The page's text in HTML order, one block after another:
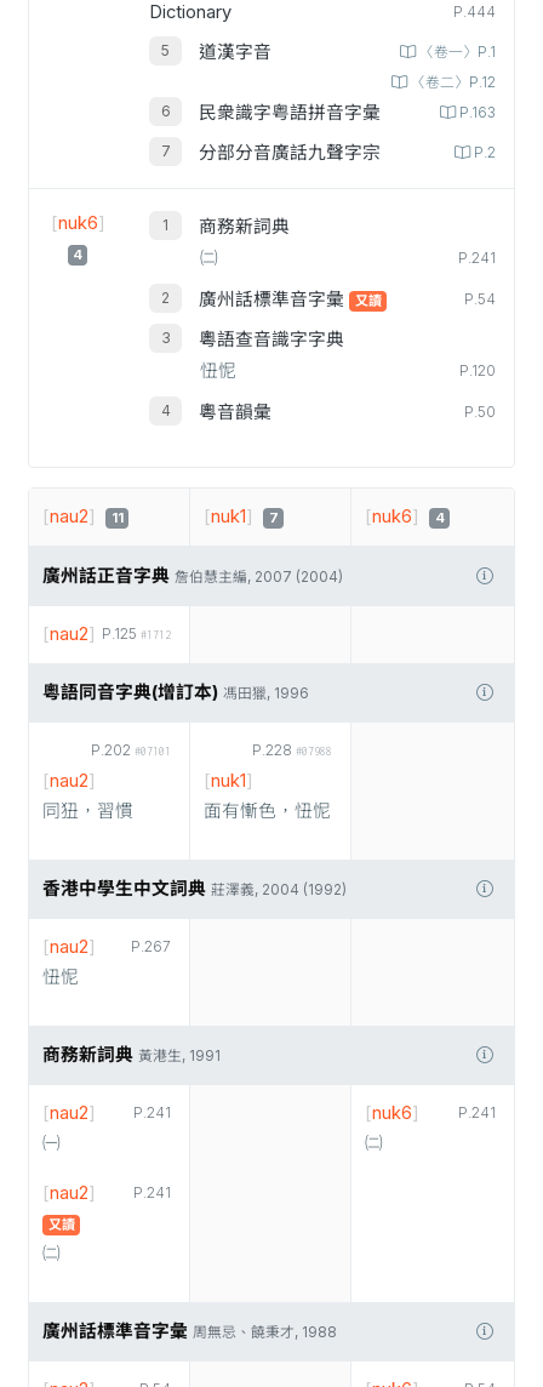
Dictionary
P.444
道漢字音
〈卷一〉P.1
〈卷二〉P.12
民衆識字粤語拼音字彙 P.163
分部分音廣話九聲字宗 P.2
[nuk6]
4
商務新詞典
㈡
P.241
廣州話標準音字彙 又讀 P.54
粵語查音識字字典
忸怩
P.120
粵音韻彙 P.50
[nau2] 11 [nuk1] 7 [nuk6] 4
廣州話正音字典 詹伯慧主編, 2007 (2004)
P.125 #1712
[nau2]
粵語同音字典(增訂本) 馮田獵, 1996
P.202 #07101
[nau2]
同狃，習慣
P.228 #07988
[nuk1]
面有慚色，忸怩
香港中學生中文詞典 莊澤義, 2004 (1992)
P.267
[nau2]
忸怩
商務新詞典 黃港生, 1991
P.241
[nau2]
㈠
P.241
[nau2]
又讀
㈡
P.241
[nuk6]
㈡
廣州話標準音字彙 周無忌、饒秉才, 1988